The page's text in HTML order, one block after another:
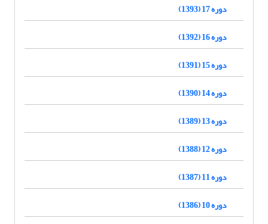
دوره 17 (1393)
دوره 16 (1392)
دوره 15 (1391)
دوره 14 (1390)
دوره 13 (1389)
دوره 12 (1388)
دوره 11 (1387)
دوره 10 (1386)